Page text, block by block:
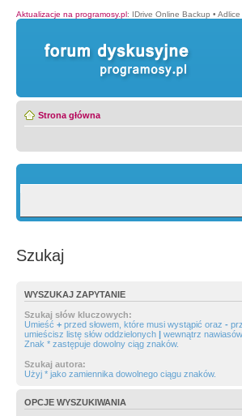
Aktualizacje na programosy.pl: IDrive Online Backup •
Strona główna
Szukaj
WYSZUKAJ ZAPYTANIE
Szukaj słów kluczowych:
Umieść + przed słowem, które musi wystąpić oraz -
umieścisz listę słów oddzielonych | wewnątrz
Znak * zastępuje dowolny ciąg znaków.
Szukaj autora:
Użyj * jako zamiennika dowolnego ciągu znaków.
OPCJE WYSZUKIWANIA